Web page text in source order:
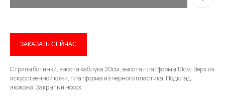
Отправить
ЗАКАЗАТЬ СЕЙЧАС
Стрипы ботинки, высота каблука 20см, высота платформы 10см. Верх из
искусственной кожи, платформа из черного пластика. Подклад
экокожа. Закрытый носок.